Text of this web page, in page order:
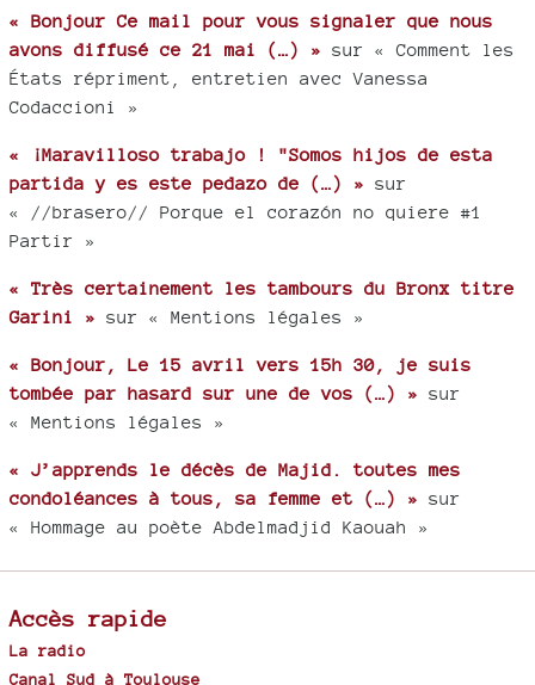
« Bonjour Ce mail pour vous signaler que nous
avons diffusé ce 21 mai (…) » sur « Comment les
États répriment, entretien avec Vanessa
Codaccioni »
« ¡Maravilloso trabajo ! "Somos hijos de esta
partida y es este pedazo de (…) » sur
« //brasero// Porque el corazón no quiere #1
Partir »
« Très certainement les tambours du Bronx titre
Garini » sur « Mentions légales »
« Bonjour, Le 15 avril vers 15h 30, je suis
tombée par hasard sur une de vos (…) » sur
« Mentions légales »
« J’apprends le décès de Majid. toutes mes
condoléances à tous, sa femme et (…) » sur
« Hommage au poète Abdelmadjid Kaouah »
Accès rapide
La radio
Canal Sud à Toulouse